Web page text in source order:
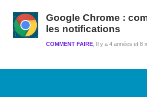
Google Chrome :
les notifications
Il y a 4 années et 8
COMMENT FAIRE